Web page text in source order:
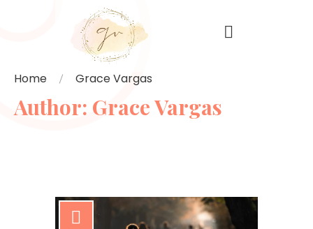
Home Grace Vargas
Author: Grace Vargas